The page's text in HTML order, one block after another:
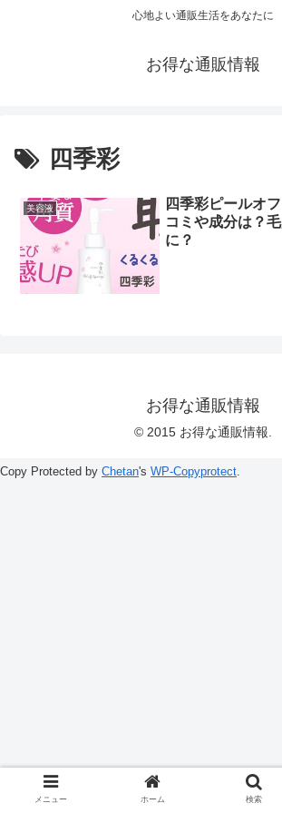
心地よい通販生活をあなたに
お得な通販情報
四季彩
美容液
四季彩ピールオ
コミや成分は？
に？
お得な通販情報
© 2015 お得な通販情報.
メニュー ホーム 検索
Copy Protected by Chetan's WP-Copyprotect